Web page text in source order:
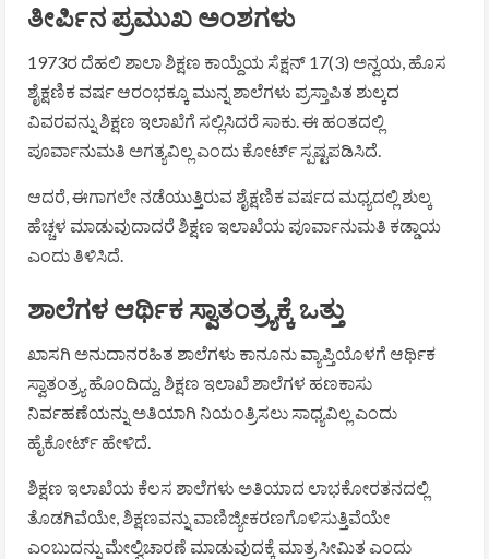
ತೀರ್ಪಿನ ಪ್ರಮುಖ ಅಂಶಗಳು
1973ರ ದೆಹಲಿ ಶಾಲಾ ಶಿಕ್ಷಣ ಕಾಯ್ದೆಯ ಸೆಕ್ಷನ್ 17(3) ಅನ್ವಯ, ಹೊಸ
ಶೈಕ್ಷಣಿಕ ವರ್ಷ ಆರಂಭಕ್ಕೂ ಮುನ್ನ ಶಾಲೆಗಳು ಪ್ರಸ್ತಾಪಿತ ಶುಲ್ಕದ
ವಿವರವನ್ನು ಶಿಕ್ಷಣ ಇಲಾಖೆಗೆ ಸಲ್ಲಿಸಿದರೆ ಸಾಕು. ಈ ಹಂತದಲ್ಲಿ
ಪೂರ್ವಾನುಮತಿ ಅಗತ್ಯವಿಲ್ಲ ಎಂದು ಕೋರ್ಟ್ ಸ್ಪಷ್ಟಪಡಿಸಿದೆ.
ಆದರೆ, ಈಗಾಗಲೇ ನಡೆಯುತ್ತಿರುವ ಶೈಕ್ಷಣಿಕ ವರ್ಷದ ಮಧ್ಯದಲ್ಲಿ ಶುಲ್ಕ
ಹೆಚ್ಚಳ ಮಾಡುವುದಾದರೆ ಶಿಕ್ಷಣ ಇಲಾಖೆಯ ಪೂರ್ವಾನುಮತಿ ಕಡ್ಡಾಯ
ಎಂದು ತಿಳಿಸಿದೆ.
ಶಾಲೆಗಳ ಆರ್ಥಿಕ ಸ್ವಾತಂತ್ರ್ಯಕ್ಕೆ ಒತ್ತು
ಖಾಸಗಿ ಅನುದಾನರಹಿತ ಶಾಲೆಗಳು ಕಾನೂನು ವ್ಯಾಪ್ತಿಯೊಳಗೆ ಆರ್ಥಿಕ
ಸ್ವಾತಂತ್ರ್ಯ ಹೊಂದಿದ್ದು, ಶಿಕ್ಷಣ ಇಲಾಖೆ ಶಾಲೆಗಳ ಹಣಕಾಸು
ನಿರ್ವಹಣೆಯನ್ನು ಅತಿಯಾಗಿ ನಿಯಂತ್ರಿಸಲು ಸಾಧ್ಯವಿಲ್ಲ ಎಂದು
ಹೈಕೋರ್ಟ್ ಹೇಳಿದೆ.
ಶಿಕ್ಷಣ ಇಲಾಖೆಯ ಕೆಲಸ ಶಾಲೆಗಳು ಅತಿಯಾದ ಲಾಭಕೋರತನದಲ್ಲಿ
ತೊಡಗಿವೆಯೇ, ಶಿಕ್ಷಣವನ್ನು ವಾಣಿಜ್ಯೀಕರಣಗೊಳಿಸುತ್ತಿವೆಯೇ
ಎಂಬುದನ್ನು ಮೇಲ್ವಿಚಾರಣೆ ಮಾಡುವುದಕ್ಕೆ ಮಾತ್ರ ಸೀಮಿತ ಎಂದು